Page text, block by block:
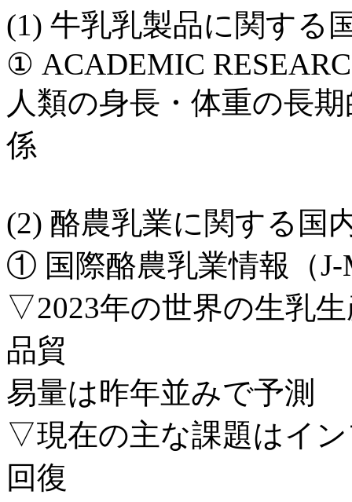
(1) 牛乳乳製品に関する
① ACADEMIC
人類の身長・体重の長
係
(2) 酪農乳業に関する国
① 国際酪農乳業情報（
▽2023年の世界の生乳
品貿
易量は昨年並みで予測
▽現在の主な課題はイ
回復